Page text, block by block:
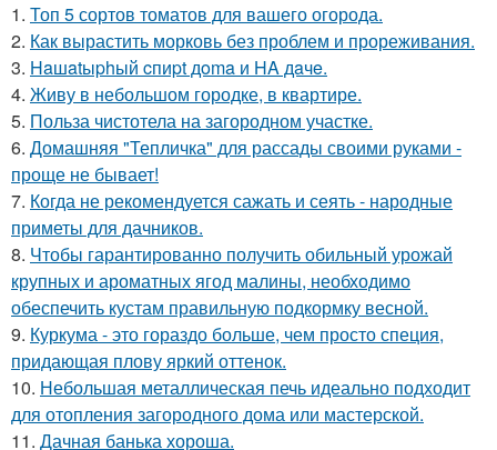
1. Топ 5 сортов томатов для вашего огорода.
2. Как вырастить морковь без проблем и прореживания.
3. Haшatыphый cпиpt дoma и HA дaчe.
4. Живу в небольшом городке, в квартире.
5. Польза чистотела на загородном участке.
6. Домашняя "Тепличка" для рассады своими руками -
проще не бывает!
7. Когда не рекомендуется сажать и сеять - народные
приметы для дачников.
8. Чтобы гарантированно получить обильный урожай
крупных и ароматных ягод малины, необходимо
обеспечить кустам правильную подкормку весной.
9. Куркума - это гораздо больше, чем просто специя,
придающая плову яркий оттенок.
10. Небольшая металлическая печь идеально подходит
для отопления загородного дома или мастерской.
11. Дачная банька хороша.